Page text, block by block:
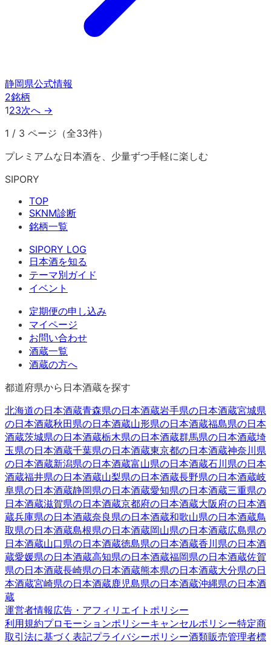
静岡県公式情報
2銘柄
123次へ →
1 / 3 ページ（全33件）
プレミアムな日本酒を、少量ずつ手軽に楽しむ
SIPORY
TOP
SKNM診断
銘柄一覧
SIPORY LOG
日本酒を知る
テーマ別ガイド
イベント
定期便の申し込み
マイページ
お問い合わせ
酒蔵一覧
酒蔵の方へ
都道府県から日本酒蔵を探す
北海道の日本酒蔵青森県の日本酒蔵岩手県の日本酒蔵宮城県
の日本酒蔵秋田県の日本酒蔵山形県の日本酒蔵福島県の日本
酒蔵茨城県の日本酒蔵栃木県の日本酒蔵群馬県の日本酒蔵埼
玉県の日本酒蔵千葉県の日本酒蔵東京都の日本酒蔵神奈川県
の日本酒蔵新潟県の日本酒蔵富山県の日本酒蔵石川県の日本
酒蔵福井県の日本酒蔵山梨県の日本酒蔵長野県の日本酒蔵岐
阜県の日本酒蔵静岡県の日本酒蔵愛知県の日本酒蔵三重県の
日本酒蔵滋賀県の日本酒蔵京都府の日本酒蔵大阪府の日本酒
蔵兵庫県の日本酒蔵奈良県の日本酒蔵和歌山県の日本酒蔵鳥
取県の日本酒蔵島根県の日本酒蔵岡山県の日本酒蔵広島県の
日本酒蔵山口県の日本酒蔵徳島県の日本酒蔵香川県の日本酒
蔵愛媛県の日本酒蔵高知県の日本酒蔵福岡県の日本酒蔵佐賀
県の日本酒蔵長崎県の日本酒蔵熊本県の日本酒蔵大分県の日
本酒蔵宮崎県の日本酒蔵鹿児島県の日本酒蔵沖縄県の日本酒
蔵
運営者情報 広告・アフィリエイトポリシー
利用規約プロモーションポリシーキャンセルポリシー特定商
取引法に基づく表記プライバシーポリシー酒類販売管理者標